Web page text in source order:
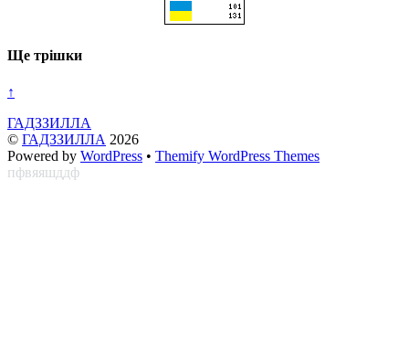
Ще трішки
↑
ГАДЗЗИЛЛА
© ГАДЗЗИЛЛА 2026
Powered by WordPress • Themify WordPress Themes
пфвяяшддф